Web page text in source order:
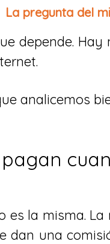
La pregunta del
depende.
analicemos
pagan
es la misma.
una